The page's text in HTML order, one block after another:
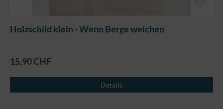
Holzschild klein - Wenn Berge weichen
15,90 CHF
Details